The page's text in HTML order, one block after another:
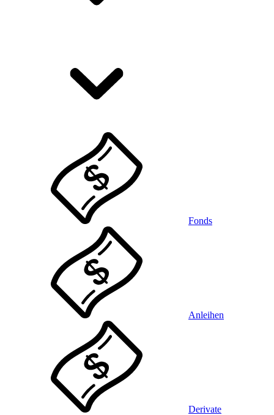
Fonds
Anleihen
Derivate